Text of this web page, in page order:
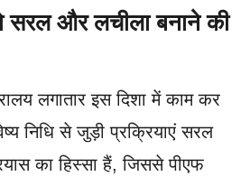
सरल और लचीला बनाने की
लगातार इस दिशा में काम कर
निधि से जुड़ी प्रक्रियाएं सरल
का हिस्सा हैं, जिससे पीएफ